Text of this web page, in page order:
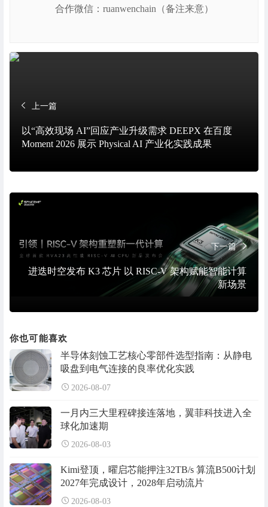
合作微信：ruanwenchain（备注来意）
上一篇
以“高效现场 AI”回应产业升级需求 DEEPX 在百度
Moment 2026 展示 Physical AI 产业化实践成果
下一篇
进迭时空发布 K3 芯片 以 RISC-V 架构赋能智能计算
新场景
你也可能喜欢
半导体刻蚀工艺核心零部件选型指南：从静电
吸盘到电气连接的良率优化实践
2026-08-07
一月内三大里程碑接连落地，翼菲科技进入全
球化加速期
2026-08-03
Kimi登顶，曜启芯能押注32TB/s 算流B500计划
2027年完成设计，2028年启动流片
2026-08-03